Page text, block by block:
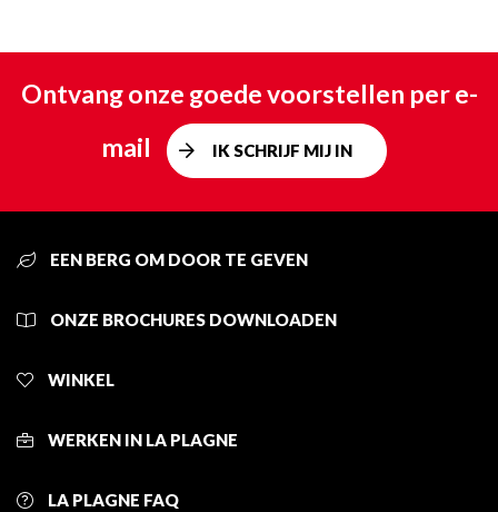
Ontvang onze goede voorstellen per e-
mail
IK SCHRIJF MIJ IN
EEN BERG OM DOOR TE GEVEN
ONZE BROCHURES DOWNLOADEN
WINKEL
WERKEN IN LA PLAGNE
LA PLAGNE FAQ